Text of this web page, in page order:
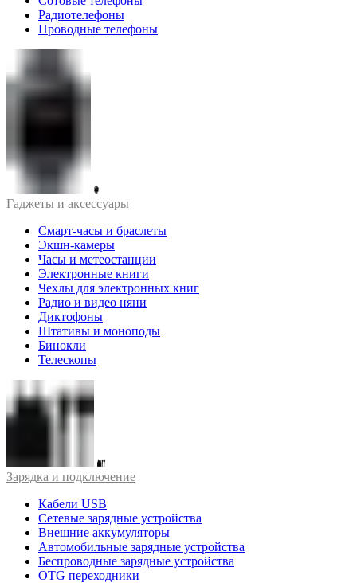
Радиотелефоны
Проводные телефоны
Гаджеты и аксессуары
Смарт-часы и браслеты
Экшн-камеры
Часы и метеостанции
Электронные книги
Чехлы для электронных книг
Радио и видео няни
Диктофоны
Штативы и моноподы
Бинокли
Телескопы
Зарядка и подключение
Кабели USB
Сетевые зарядные устройства
Внешние аккумуляторы
Автомобильные зарядные устройства
Беспроводные зарядные устройства
OTG переходники